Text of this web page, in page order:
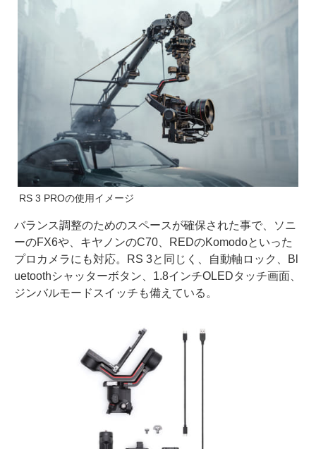
RS 3 PROの使用イメージ
バランス調整のためのスペースが確保された事で、ソニ
ーのFX6や、キヤノンのC70、REDのKomodoといった
プロカメラにも対応。RS 3と同じく、自動軸ロック、Bl
uetoothシャッターボタン、1.8インチOLEDタッチ画面、
ジンバルモードスイッチも備えている。